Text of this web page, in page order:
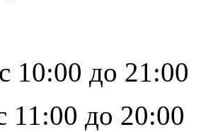
10:00 до 21:00
11:00 до 20:00